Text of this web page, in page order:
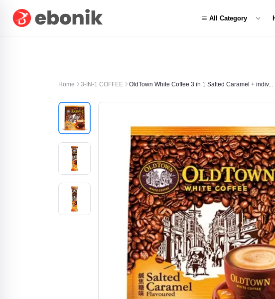
All Category
Home 3-IN-1 COFFEE OldTown White Coffee 3 in 1 Salted Caramel + indiv...